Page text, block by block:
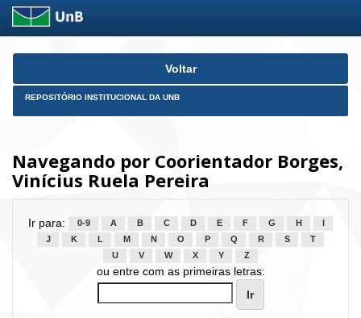
Skip
Voltar
REPOSITÓRIO INSTITUCIONAL DA UNB
Navegando por Coorientador Borges,
Vinícius Ruela Pereira
Ir para: 0-9 A B C D E F G H
J
K L M N O P Q R S
T
U
V W X Y Z
ou entre com as primeiras letras: